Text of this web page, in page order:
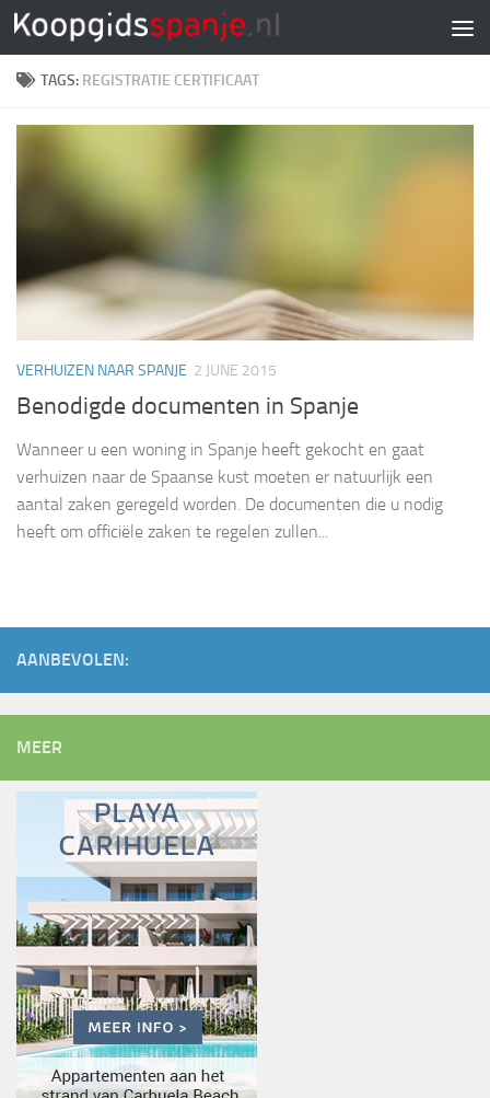
Doorgaan naar inhoud
TAGS: REGISTRATIE CERTIFICAAT
VERHUIZEN NAAR SPANJE 2 JUNE 2015
Benodigde documenten in Spanje
Wanneer u een woning in Spanje heeft gekocht en gaat
verhuizen naar de Spaanse kust moeten er natuurlijk een
aantal zaken geregeld worden. De documenten die u nodig
heeft om officiële zaken te regelen zullen...
AANBEVOLEN:
MEER